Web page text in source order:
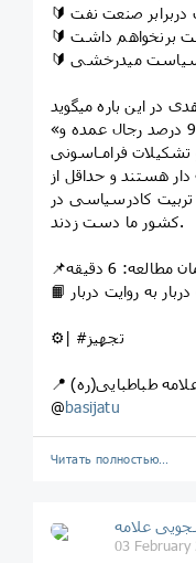
دربرابر صنعت نفت
برنخواهم داشت
سیاست میدرخشی
«حقیقت محض این بود که بیش از 90 درصد رجال عمده و
فرامـاسونی
دار هستند و حداقل از
تربیت کادرسیاسی در
کشور ما دست زدند.
مطالعه: 6 دقیقه
دربار به روایت دربار
⚙️| #تجهیز
طباطبایی(ره)
@basijatu
Читать полностью…
علامه
03 February